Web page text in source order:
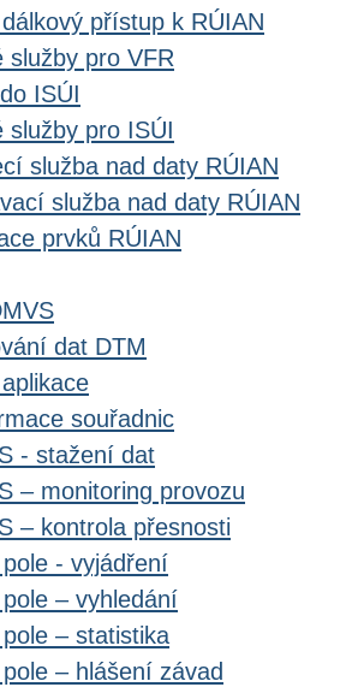
přístup k RÚIAN
služby pro VFR
ISÚI
služby pro ISÚI
služba nad daty RÚIAN
služba nad daty RÚIAN
prvků RÚIAN
dat DTM
souřadnic
- stažení dat
– monitoring provozu
– kontrola přesnosti
- vyjádření
– vyhledání
– statistika
– hlášení závad